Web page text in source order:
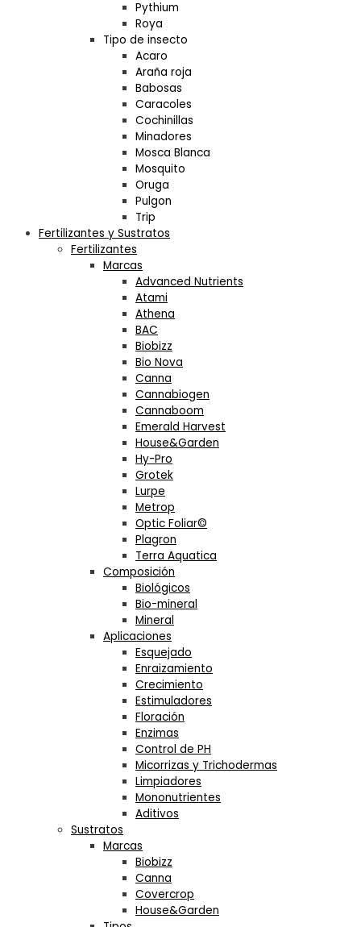
Pythium
Roya
Tipo de insecto
Acaro
Araña roja
Babosas
Caracoles
Cochinillas
Minadores
Mosca Blanca
Mosquito
Oruga
Pulgon
Trip
Fertilizantes y Sustratos
Fertilizantes
Marcas
Advanced Nutrients
Atami
Athena
BAC
Biobizz
Bio Nova
Canna
Cannabiogen
Cannaboom
Emerald Harvest
House&Garden
Hy-Pro
Grotek
Lurpe
Metrop
Optic Foliar©
Plagron
Terra Aquatica
Composición
Biológicos
Bio-mineral
Mineral
Aplicaciones
Esquejado
Enraizamiento
Crecimiento
Estimuladores
Floración
Enzimas
Control de PH
Micorrizas y Trichodermas
Limpiadores
Mononutrientes
Aditivos
Sustratos
Marcas
Biobizz
Canna
Covercrop
House&Garden